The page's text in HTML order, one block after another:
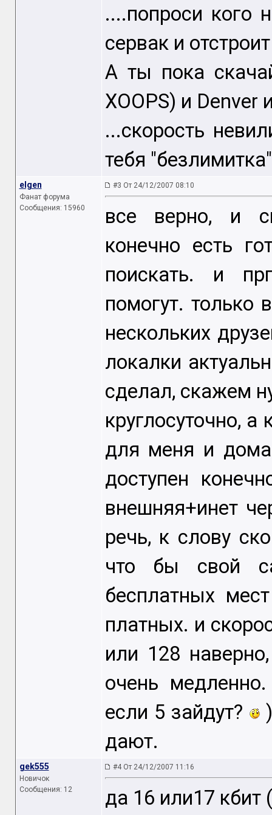
....попроси кого
сервак и
А ты пока
XOOPS) и
...скорость
тебя
elgen
Фанат форума
Сообщения: 15960
#3 От 24/12/2007 08:10
все верно, и
конечно есть
поискать. и
помогут. только
нескольких
локалки
сделал, скажем
круглосуточно, а
для меня и
доступен
внешняя+инет
речь, к слову
что бы свой
бесплатных
платных. и
или 128
очень
если 5 зайдут?
)
дают.
gek555
Новичок
Сообщения: 12
#4 От 24/12/2007 11:16
да 16 или17 кбит